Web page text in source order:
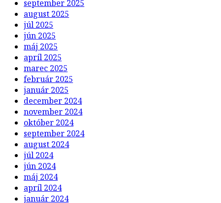
september 2025
august 2025
júl 2025
jún 2025
máj 2025
apríl 2025
marec 2025
február 2025
január 2025
december 2024
november 2024
október 2024
september 2024
august 2024
júl 2024
jún 2024
máj 2024
apríl 2024
január 2024